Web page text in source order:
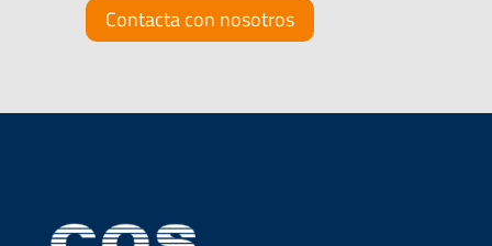
Contacta con nosotros